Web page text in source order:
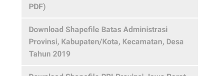
PDF)
Download Shapefile Batas Administrasi
Provinsi, Kabupaten/Kota, Kecamatan, Desa
Tahun 2019